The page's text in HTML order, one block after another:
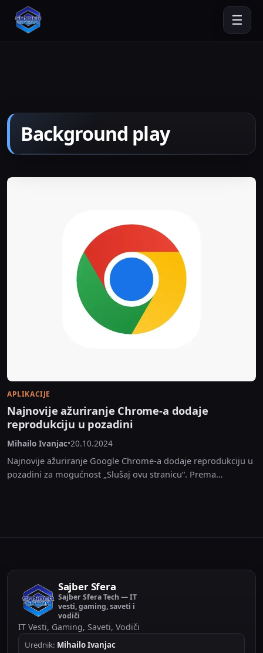
☰
Background play
APLIKACIJE
Najnovije ažuriranje Chrome-a dodaje
reprodukciju u pozadini
Mihailo Ivanjac•20.10.2024
Najnovije ažuriranje Google Chrome-a dodaje reprodukciju u
pozadini za mogućnost „Slušaj ovu stranicu“. Prema
Sajber Sfera
Sajber Sfera Tech — IT
vesti, gaming, saveti i
vodiči
IT Vesti, Gaming, Saveti, Vodiči
Urednik: Mihailo Ivanjac